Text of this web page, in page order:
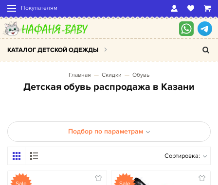
Покупателям
КАТАЛОГ ДЕТСКОЙ ОДЕЖДЫ
Главная Скидки Обувь
Детская обувь распродажа в Казани
Подбор по параметрам
Сортировка: